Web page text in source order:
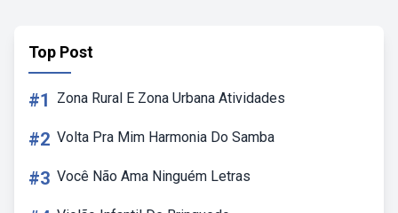
Top Post
#1 Zona Rural E Zona Urbana Atividades
#2 Volta Pra Mim Harmonia Do Samba
#3 Você Não Ama Ninguém Letras